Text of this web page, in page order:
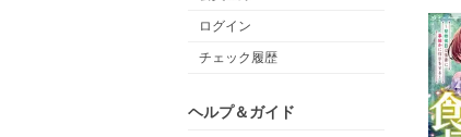
ログイン
チェック履歴
ヘルプ＆ガイド